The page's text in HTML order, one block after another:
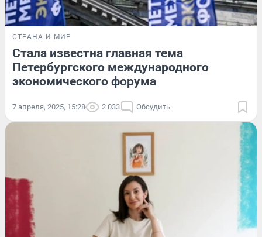
СТРАНА И МИР
Стала известна главная тема
Петербургского международного
экономического форума
7 апреля, 2025, 15:28 2 033 Обсудить